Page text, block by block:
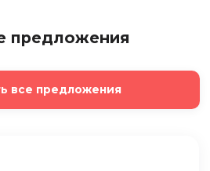
предложения
все предложения